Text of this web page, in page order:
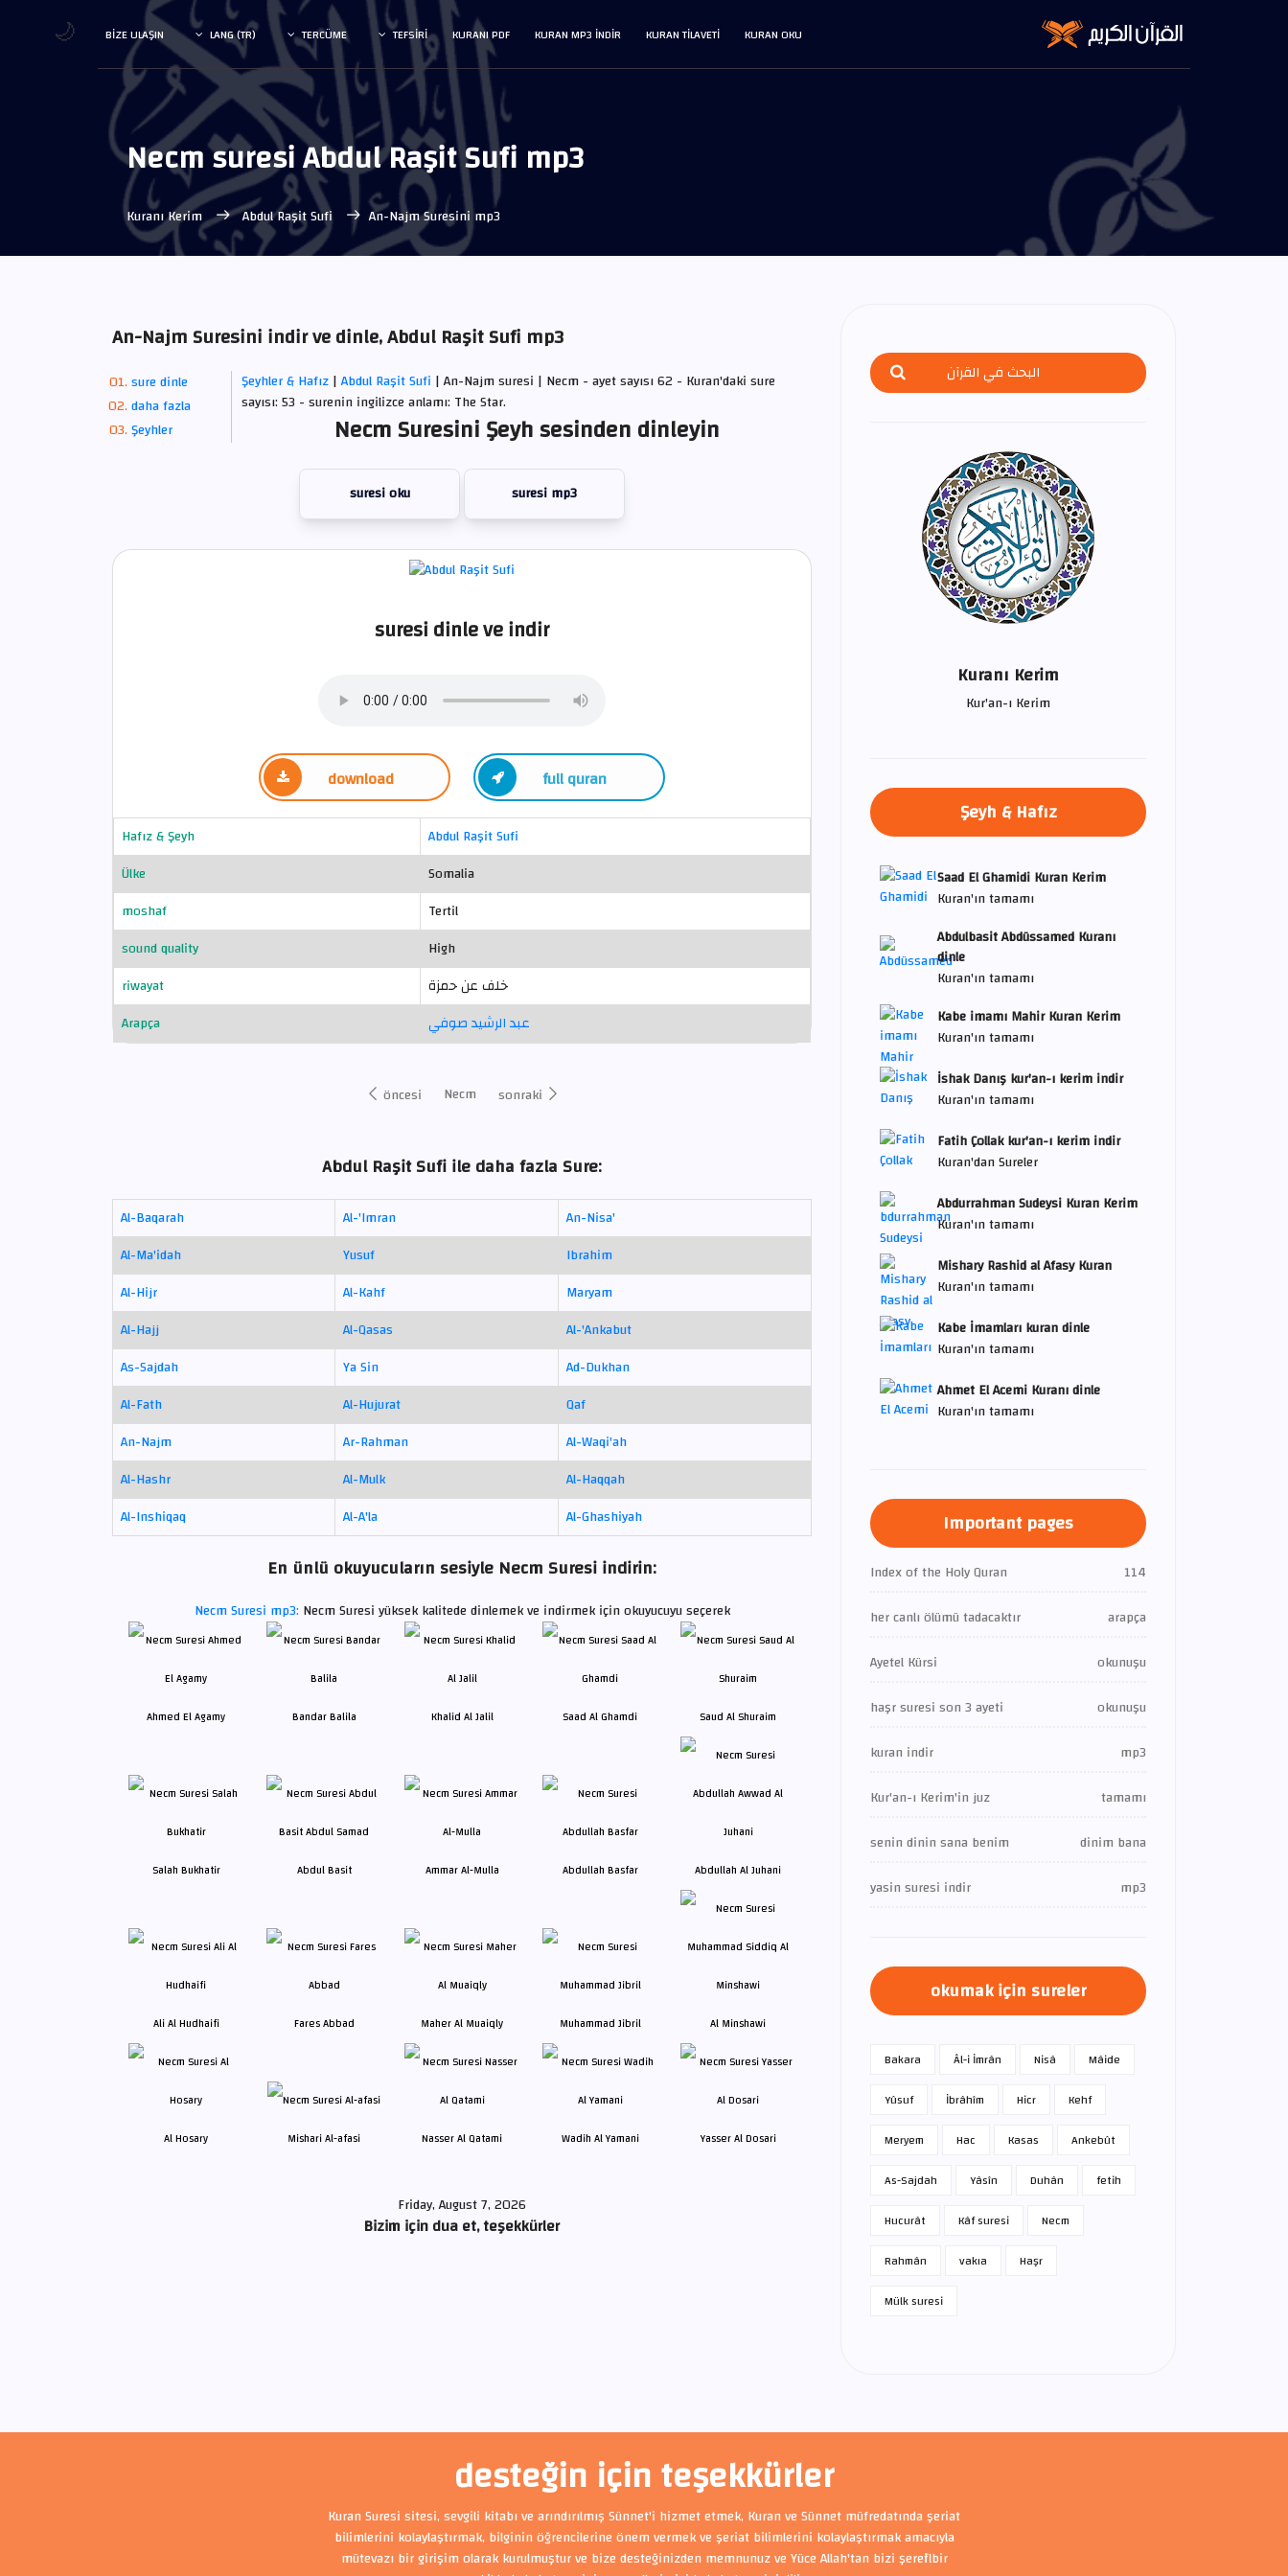
KURAN OKU
KURAN TILAVETI
KURAN MP3 INDIR
KURANI PDF
TEFSIRI
TERCÜME
LANG (TR)
BIZE ULAŞIN
Necm suresi Abdul Raşit Sufi mp3
Kuranı Kerim Abdul Raşit Sufi An-Najm Suresini mp3
An-Najm Suresini indir ve dinle, Abdul Raşit Sufi mp3
sure dinle
daha fazla
Şeyhler
Şeyhler & Hafız|Abdul Raşit Sufi | An-Najm suresi | Necm - ayet sayısı 62 - Kuran'daki sure
sayısı: 53 - surenin ingilizce anlamı: The Star.
Necm Suresini Şeyh sesinden dinleyin
suresi oku suresi mp3
suresi dinle ve indir
download full quran
Hafız & Şeyh
Abdul Raşit Sufi
Ülke
Somalia
moshaf
Tertil
sound quality
High
riwayat
خلف عن حمزة
Arapça
عبد الرشيد صوفي
öncesi Necm sonraki
Abdul Raşit Sufi ile daha fazla Sure:
Al-Baqarah Al-'Imran
An-Nisa'
Al-Ma'idah
Yusuf
Ibrahim
Al-Hijr
Al-Kahf
Maryam
Al-Hajj
Al-Qasas
Al-'Ankabut
As-Sajdah
Ya Sin
Ad-Dukhan
Al-Fath
Al-Hujurat
Qaf
An-Najm
Ar-Rahman
Al-Waqi'ah
Al-Hashr
Al-Mulk
Al-Haqqah
Al-Inshiqaq
Al-A'la Al-Ghashiyah
En ünlü okuyucuların sesiyle Necm Suresi indirin:
Necm Suresi mp3: Necm Suresi yüksek kalitede dinlemek ve indirmek için okuyucuyu seçerek
Ahmed El Agamy Bandar Balila Khalid Al Jalil Saad Al Ghamdi Saud Al Shuraim
Salah Bukhatir Abdul Basit Ammar Al-Mulla Abdullah Basfar Abdullah Al Juhani
Ali Al Hudhaifi Fares Abbad Maher Al Muaiqly Muhammad Jibril Al Minshawi
Al Hosary Mishari Al-afasi Nasser Al Qatami Wadih Al Yamani Yasser Al Dosari
Friday, August 7, 2026
Bizim için dua et, teşekkürler
Kuranı Kerim
Kur'an-ı Kerim
Şeyh & Hafız
Saad El Ghamidi Kuran Kerim
Kuran'ın tamamı
Abdulbasit Abdüssamed Kuranı
dinle
Kuran'ın tamamı
Kabe imamı Mahir Kuran Kerim
Kuran'ın tamamı
İshak Danış kur'an-ı kerim indir
Kuran'ın tamamı
Fatih Çollak kur'an-ı kerim indir
Kuran'dan Sureler
Abdurrahman Sudeysi Kuran Kerim
Kuran'ın tamamı
Mishary Rashid al Afasy Kuran
Kuran'ın tamamı
Kabe İmamları kuran dinle
Kuran'ın tamamı
Ahmet El Acemi Kuranı dinle
Kuran'ın tamamı
Important pages
Index of the Holy Quran
114
her canlı ölümü tadacaktır
arapça
Ayetel Kürsi
okunuşu
haşr suresi son 3 ayeti
okunuşu
kuran indir
mp3
Kur'an-ı Kerim'in juz
tamamı
senin dinin sana benim
dinim bana
yasin suresi indir
mp3
okumak için sureler
Bakara Âl-i İmrân Nisâ
Mâide
Yûsuf
İbrâhîm Hicr
Kehf
Meryem
Hac Kasas
Ankebût
As-Sajdah
Yâsîn Duhân
fetih
Hucurât
Kâf suresi
Necm
Rahmân
vakıa
Haşr
Mülk suresi
desteğin için teşekkürler
Kuran Suresi sitesi, sevgili kitabı ve arındırılmış Sünnet'i hizmet etmek, Kuran ve Sünnet müfredatında şeriat
bilimlerini kolaylaştırmak, bilginin öğrencilerine önem vermek ve şeriat bilimlerini kolaylaştırmak amacıyla
mütevazı bir girişim olarak kurulmuştur ve bize desteğinizden memnunuz ve Yüce Allah'tan bizi şerefli bir
🌙